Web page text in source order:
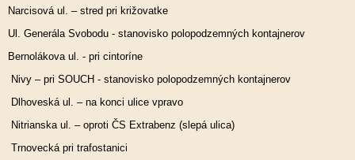
Narcisová ul. – stred pri križovatke
Ul. Generála Svobodu - stanovisko polopodzemných kontajnerov
Bernolákova ul. - pri cintoríne
Nivy – pri SOUCH - stanovisko polopodzemných kontajnerov
Dlhoveská ul. – na konci ulice vpravo
Nitrianska ul. – oproti ČS Extrabenz (slepá ulica)
Trnovecká pri trafostanici